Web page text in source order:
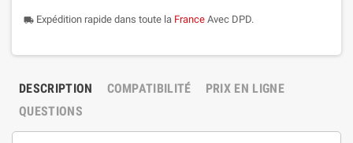
local_shipping Expédition rapide dans toute la France Avec DPD.
DESCRIPTION COMPATIBILITÉ
PRIX EN LIGNE
QUESTIONS